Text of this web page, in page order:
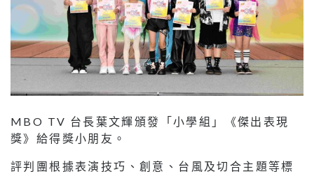
MBO TV 台長葉文輝頒發「小學組」《傑出表現
獎》給得獎小朋友。
評判團根據表演技巧、創意、台風及切合主題等標